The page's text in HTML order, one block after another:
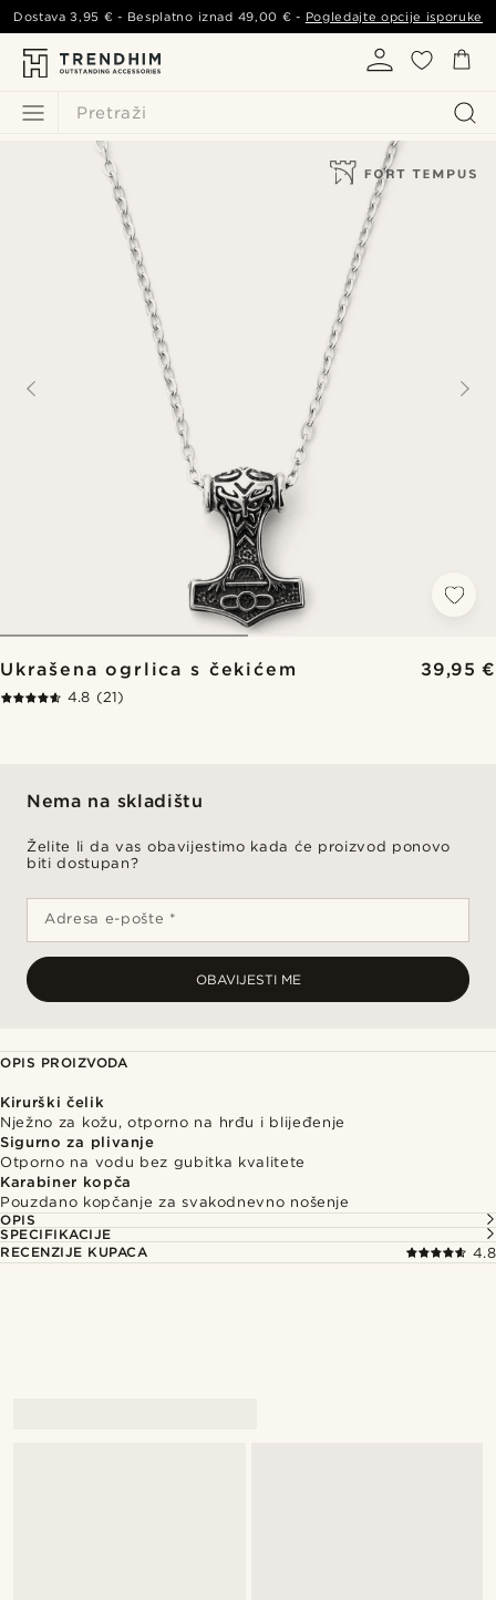
Pretraži
Dostava3,95 € - Besplatno iznad 49,00 € - Pogledajte opcije isporuke
Ukrašena ogrlica s čekićem 39,95 €
4.8 (21)
Nema na skladištu
Želite li da vas obavijestimo kada će proizvod ponovo
biti dostupan?
Adresa e-pošte *
OBAVIJESTI ME
OPIS PROIZVODA
Kirurški čelik
Nježno za kožu, otporno na hrđu i blijeđenje
Sigurno za plivanje
Otporno na vodu bez gubitka kvalitete
Karabiner kopča
Pouzdano kopčanje za svakodnevno nošenje
OPIS
SPECIFIKACIJE
RECENZIJE KUPACA
4.8